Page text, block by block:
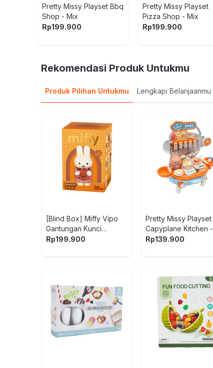
Pretty Missy Playset Bbq
Shop - Mix
Rp199.900
Pretty Missy Playset
Pizza Shop - Mix
Rp199.900
Rekomendasi Produk Untukmu
Produk Pilihan Untukmu Lengkapi Belanjaanmu
[Blind Box] Miffy Vipo
Gantungan Kunci
Boneka Plush Bakery
Rp199.900
Pretty Missy Playset
Capyplane Kitchen -
Oranye/Biru
Rp139.900